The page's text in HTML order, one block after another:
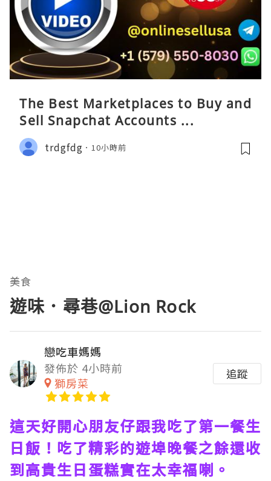
The Best Marketplaces to Buy and
Sell Snapchat Accounts ...
trdgfdg 10小時前
美食
遊味．尋巷@Lion Rock
戀吃車媽媽
發佈於 4小時前
獅房菜
追蹤
這天好開心朋友仔跟我吃了第一餐生
日飯！吃了精彩的遊埠晚餐之餘還收
到高貴生日蛋糕實在太幸福喇。